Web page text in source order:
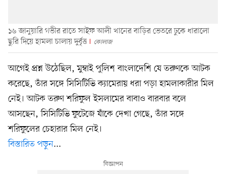
১৬ জানুয়ারি গভীর রাতে সাইফ আলী খানের বাড়ির ভেতরে ঢুকে ধারালো
ছুরি দিয়ে হামলা চালায় দুর্বৃত্ত
কোলাজ
আগেই প্রশ্ন উঠেছিল, মুম্বাই পুলিশ বাংলাদেশি যে তরুণকে আটক
করেছে, তাঁর সঙ্গে সিসিটিভি ক্যামেরায় ধরা পড়া হামলাকারীর মিল
নেই। আটক তরুণ শরিফুল ইসলামের বাবাও বারবার বলে
আসছেন, সিসিটিভি ফুটেজে যাঁকে দেখা গেছে, তাঁর সঙ্গে
শরিফুলের চেহারার মিল নেই।
বিস্তারিত পড়ুন...